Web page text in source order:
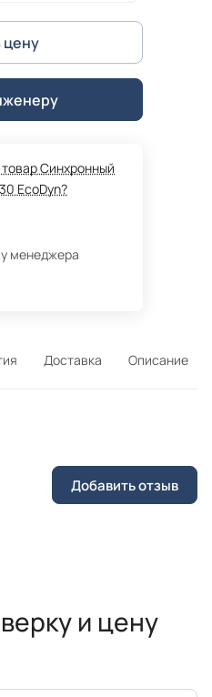
цену
Синхронный
EcoDyn?
менеджера
Доставка Описание
Добавить отзыв
и цену